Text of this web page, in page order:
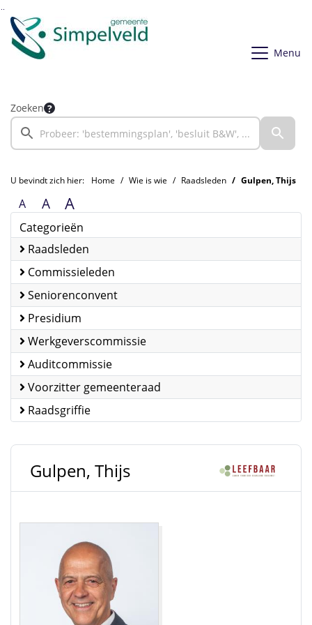
Ga naar de inhoud van deze pagina
Ga naar het zoeken
Ga naar het menu
Menu
Zoeken
U bevindt zich hier: Home Wie is wie Raadsleden Gulpen, Thijs
A A A
Categorieën
Raadsleden
Commissieleden
Seniorenconvent
Presidium
Werkgeverscommissie
Auditcommissie
Voorzitter gemeenteraad
Raadsgriffie
Gulpen, Thijs